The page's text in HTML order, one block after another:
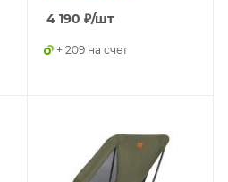
4 190 ₽/шт
+ 209 на счет